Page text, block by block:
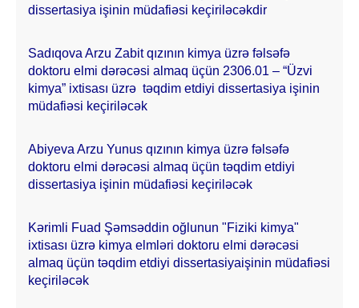
dissertasiya işinin müdafiəsi keçiriləcəkdir
Sadıqova Arzu Zabit qızının kimya üzrə fəlsəfə
doktoru elmi dərəcəsi almaq üçün 2306.01 – “Üzvi
kimya” ixtisası üzrə təqdim etdiyi dissertasiya işinin
müdafiəsi keçiriləcək
Abiyeva Arzu Yunus qızının kimya üzrə fəlsəfə
doktoru elmi dərəcəsi almaq üçün təqdim etdiyi
dissertasiya işinin müdafiəsi keçiriləcək
Kərimli Fuad Şəmsəddin oğlunun "Fiziki kimya"
ixtisası üzrə kimya elmləri doktoru elmi dərəcəsi
almaq üçün təqdim etdiyi dissertasiyaişinin müdafiəsi
keçiriləcək